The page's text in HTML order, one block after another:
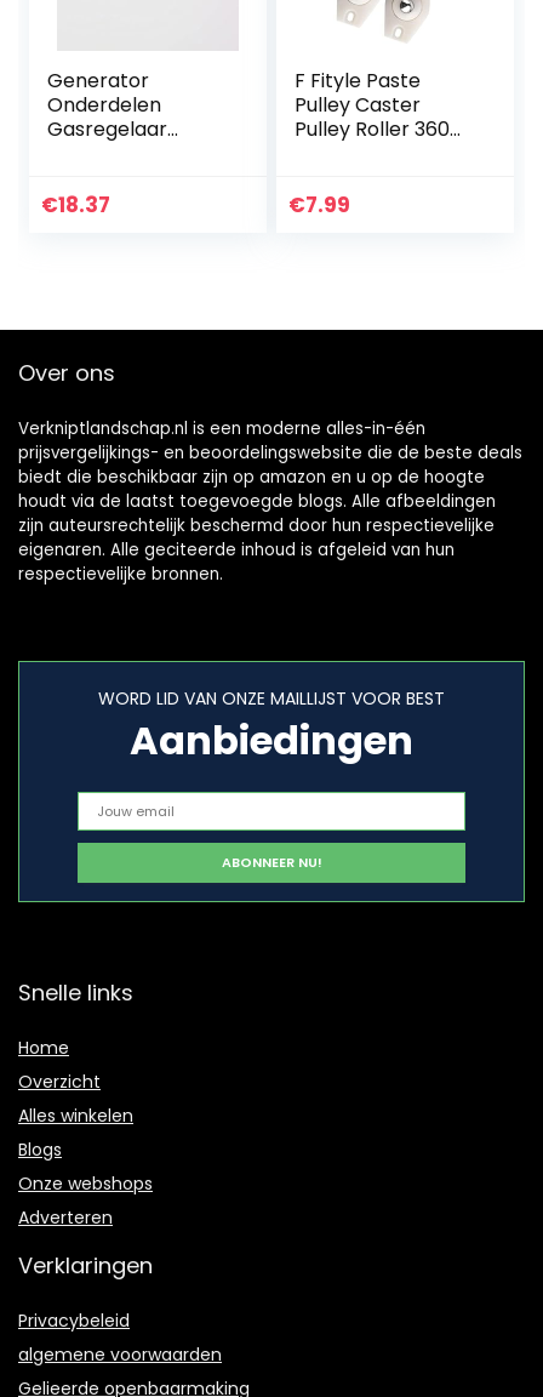
Generator
Onderdelen
Gasregelaar
Veerretourveer
€18.37
F Fityle Paste
Pulley Caster
Pulley Roller 360
opbergdoos
€7.99
Over ons
Verkniptlandschap.nl is een moderne alles-in-één
prijsvergelijkings- en beoordelingswebsite die de beste deals
biedt die beschikbaar zijn op amazon en u op de hoogte
houdt via de laatst toegevoegde blogs. Alle afbeeldingen
zijn auteursrechtelijk beschermd door hun respectievelijke
eigenaren. Alle geciteerde inhoud is afgeleid van hun
respectievelijke bronnen.
WORD LID VAN ONZE MAILLIJST VOOR BEST
Aanbiedingen
Snelle links
Home
Overzicht
Alles winkelen
Blogs
Onze webshops
Adverteren
Verklaringen
Privacybeleid
algemene voorwaarden
Gelieerde openbaarmaking